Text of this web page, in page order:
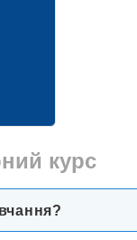
курс